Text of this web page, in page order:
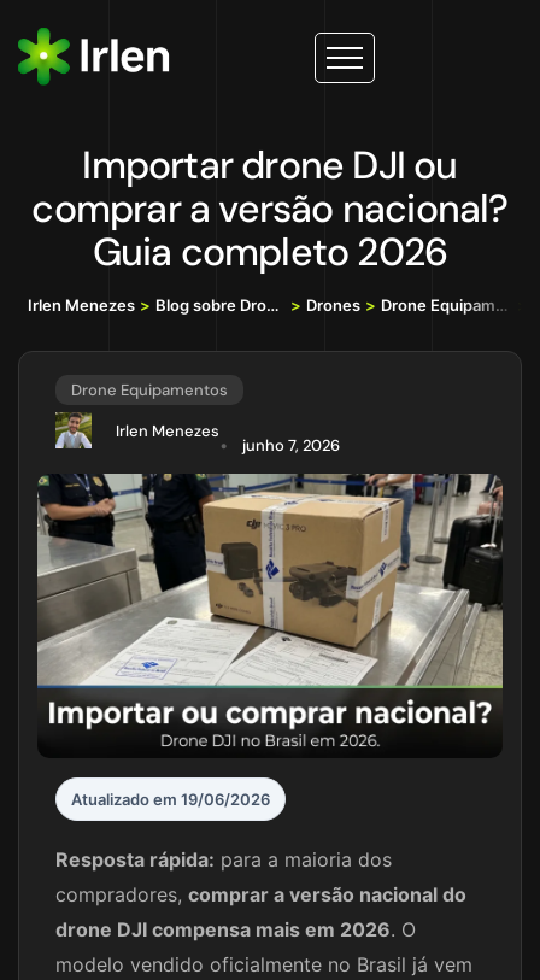
Importar drone DJI ou
comprar a versão nacional?
Guia completo 2026
Irlen Menezes > Blog sobre Drones, IA e Tecnologia da Informação > Drones > Drone Equipamentos
Drone Equipamentos
Irlen Menezes
junho 7, 2026
Atualizado em 19/06/2026
Resposta rápida: para a maioria dos
compradores, comprar a versão nacional do
drone DJI compensa mais em 2026. O
modelo vendido oficialmente no Brasil já vem